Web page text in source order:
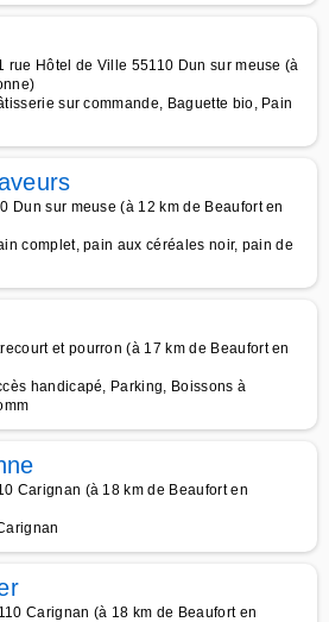
rue Hôtel de Ville 55110 Dun sur meuse (à
sur commande, Baguette bio, Pain
Dun sur meuse (à 12 km de Beaufort en
complet, pain aux céréales noir, pain de
et pourron (à 17 km de Beaufort en
handicapé, Parking, Boissons à
Carignan (à 18 km de Beaufort en
Carignan (à 18 km de Beaufort en